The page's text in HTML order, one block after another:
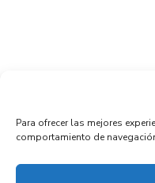
Para ofrecer las mejores
comportamiento de